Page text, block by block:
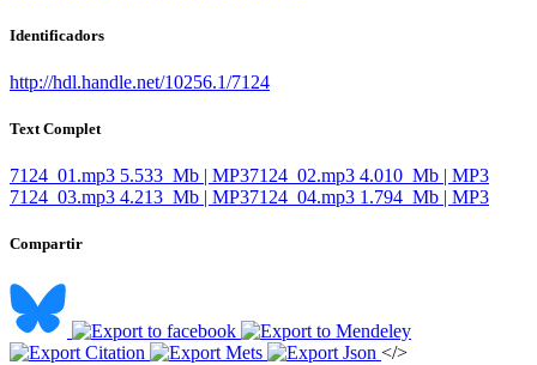
Identificadors
http://hdl.handle.net/10256.1/7124
Text Complet
7124_01.mp3 5.533 Mb | MP37124_02.mp3 4.010 Mb | MP3
7124_03.mp3 4.213 Mb | MP37124_04.mp3 1.794 Mb | MP3
Compartir
</>